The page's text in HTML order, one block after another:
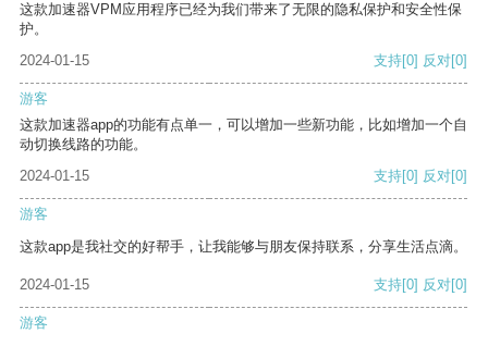
这款加速器VPM应用程序已经为我们带来了无限的隐私保护和安全性保
护。
2024-01-15
支持[0] 反对[0]
游客
这款加速器app的功能有点单一，可以增加一些新功能，比如增加一个自
动切换线路的功能。
2024-01-15
支持[0] 反对[0]
游客
这款app是我社交的好帮手，让我能够与朋友保持联系，分享生活点滴。
2024-01-15 支持[0] 反对[0]
游客